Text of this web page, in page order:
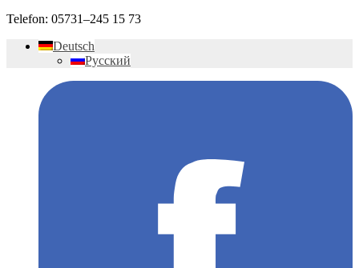
Telefon: 05731–245 15 73
Deutsch
Русский